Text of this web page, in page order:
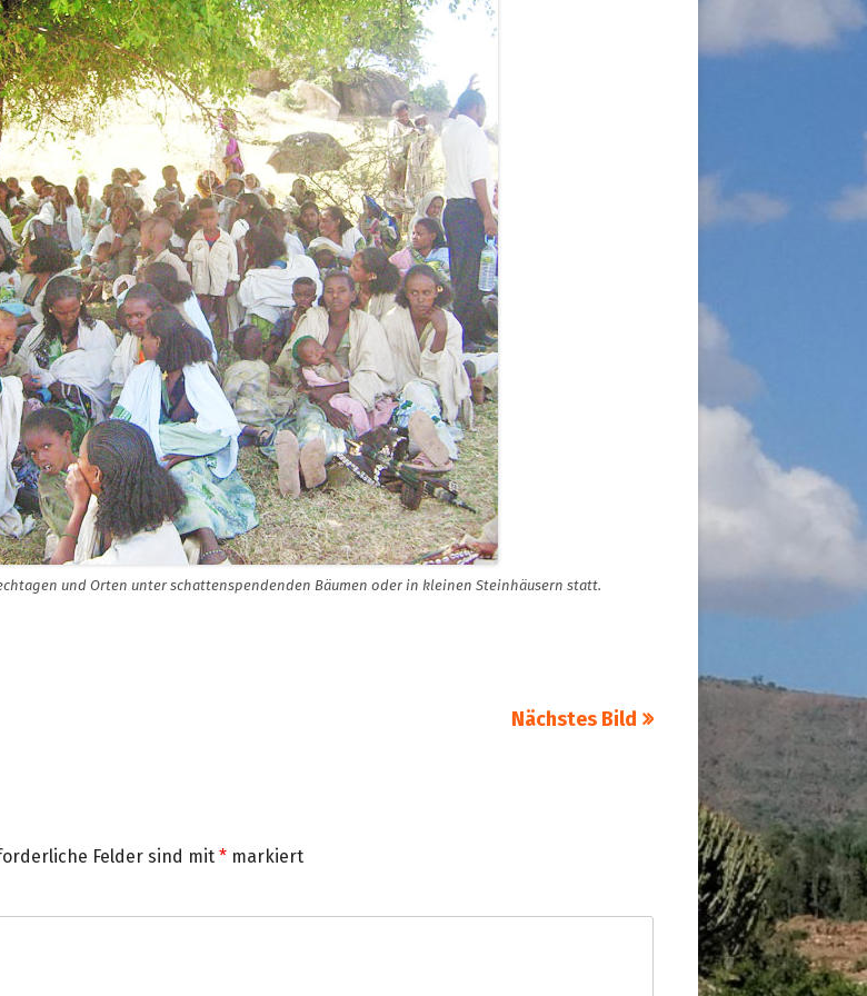
– AUSBILDUNGSZENTRUM FÜR
IN NOT
KIND-KLINIK IN ENDASELASSIE
— MEDIZINISCHE HILFE FÜR
UND KIND
MEDIZINISCHE HILFE FÜR MÜTTER UND
KINDER – WIR BLEIBEN DRAN!
FÜR SCHUL- UND
MENNA MULUGETA
VORSTAND UND ORGANISATION
SATZUNG UND LEITLINIEN
IMPRESSUM
DATENSCHUTZERKLÄRUNG
CHILDREN OF OUR WORLD – INITIATIVE
FOR CHILDREN IN MISERY
und Orten unter schattenspendenden Bäumen oder in kleinen Steinhäusern statt.
Nächstes Bild
Felder sind mit * markiert